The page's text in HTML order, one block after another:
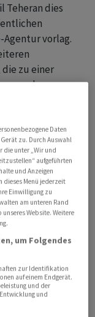
Teheran dies
Agentur vorlag.
zu einer
und
im
verhindern,
herstellen
in
sie sind nur
ob der
Uran
vorhanden
Daten
zu. Durch Auswahl
die unter „Wir und
aufgeführten
und Anzeigen
dieses Menü jederzeit
Einwilligung zu
am unteren Rand
Website. Weitere
um Folgendes
zur Identifikation
auf einem Endgerät.
und der
und